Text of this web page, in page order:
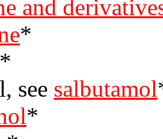
and
*
*
see salbutamol
*